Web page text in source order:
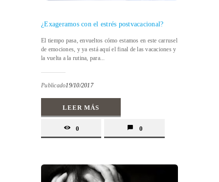
¿Exageramos con el estrés postvacacional?
El tiempo pasa, envueltos cómo estamos en este carrusel
de emociones, y ya está aquí el final de las vacaciones y
la vuelta a la rutina, para...
Publicado19/10/2017
LEER MÁS
0 0